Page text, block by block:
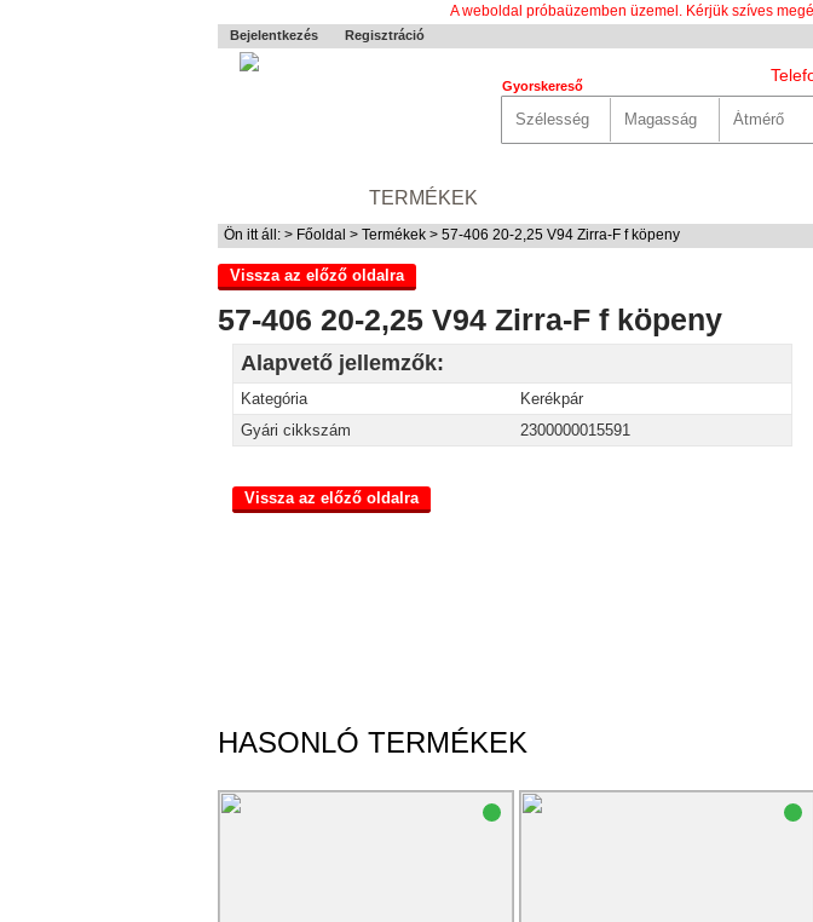
A weboldal próbaüzemben üzemel. Kérjük szíves
Bejelentkezés Regisztráció
Gyorskereső
TERMÉKEK
Ön itt áll: > Főoldal > Termékek > 57-406 20-2,25 V94 Zirra-F f köpeny
Vissza az előző oldalra
57-406 20-2,25 V94 Zirra-F f köpeny
Alapvető jellemzők:
Kategória
Kerékpár
Gyári cikkszám
2300000015591
Vissza az előző oldalra
HASONLÓ TERMÉKEK